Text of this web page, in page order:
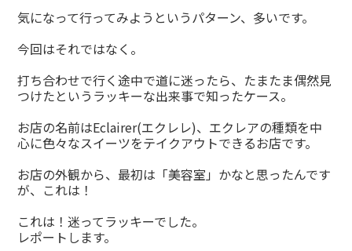
気になって行ってみようというパターン、多いです。
今回はそれではなく。
打ち合わせで行く途中で道に迷ったら、たまたま偶然見
つけたというラッキーな出来事で知ったケース。
お店の名前はEclairer(エクレレ)、エクレアの種類を中
心に色々なスイーツをテイクアウトできるお店です。
お店の外観から、最初は「美容室」かなと思ったんです
が、これは！
これは！迷ってラッキーでした。
レポートします。